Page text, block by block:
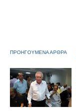
ΠΡΟΗΓΟΥΜΕΝΑ ΑΡΘΡΑ